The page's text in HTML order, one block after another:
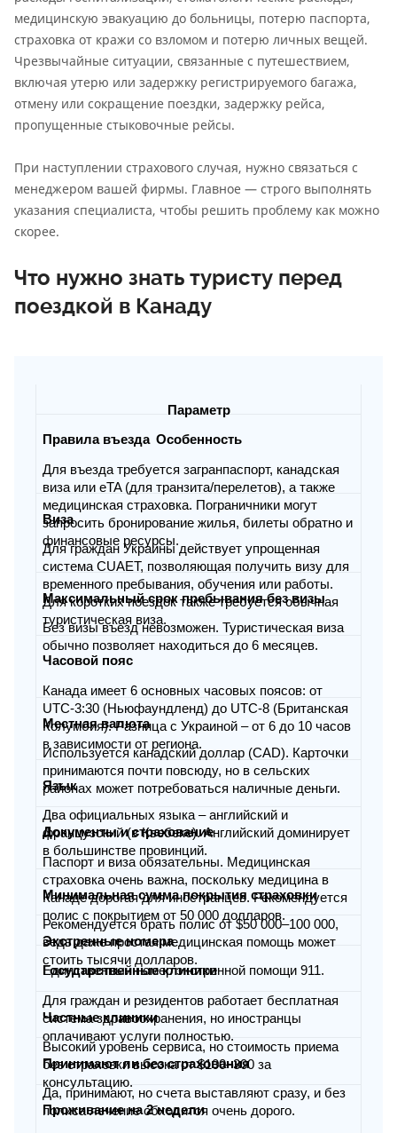
медицинскую эвакуацию до больницы, потерю паспорта,
страховка от кражи со взломом и потерю личных вещей.
Чрезвычайные ситуации, связанные с путешествием,
включая утерю или задержку регистрируемого багажа,
отмену или сокращение поездки, задержку рейса,
пропущенные стыковочные рейсы.
При наступлении страхового случая, нужно связаться с
менеджером вашей фирмы. Главное — строго выполнять
указания специалиста, чтобы решить проблему как можно
скорее.
Что нужно знать туристу перед
поездкой в ​​Канаду
Параметр
Особенность
Правила въезда
Для въезда требуется загранпаспорт, канадская
виза или eTA (для транзита/перелетов), а также
медицинская страховка. Пограничники могут
запросить бронирование жилья, билеты обратно и
финансовые ресурсы.
Виза
Для граждан Украины действует упрощенная
система CUAET, позволяющая получить визу для
временного пребывания, обучения или работы.
Для коротких поездок также требуется обычная
туристическая виза.
Максимальный срок пребывания без визы
Без визы въезд невозможен. Туристическая виза
обычно позволяет находиться до 6 месяцев.
Часовой пояс
Канада имеет 6 основных часовых поясов: от
UTC-3:30 (Ньюфаундленд) до UTC-8 (Британская
Колумбия). Разница с Украиной – от 6 до 10 часов
в зависимости от региона.
Местная валюта
Используется канадский доллар (CAD). Карточки
принимаются почти повсюду, но в сельских
районах может потребоваться наличные деньги.
Язык
Два официальных языка – английский и
французский (в Квебеке). Английский доминирует
в большинстве провинций.
Документы и страхование
Паспорт и виза обязательны. Медицинская
страховка очень важна, поскольку медицина в
Канаде дорогая для иностранцев. Рекомендуется
полис с покрытием от 50 000 долларов.
Минимальная сумма покрытия страховки
Рекомендуется брать полис от $50 000–100 000,
ведь даже простая медицинская помощь может
стоить тысячи долларов.
Экстренные номера
Единственный номер экстренной помощи 911.
Государственные клиники
Для граждан и резидентов работает бесплатная
система здравоохранения, но иностранцы
оплачивают услуги полностью.
Частные клиники
Высокий уровень сервиса, но стоимость приема
без страховки высока от $100–300 за
консультацию.
Принимают ли без страхования
Да, принимают, но счета выставляют сразу, и без
полиса лечение обходится очень дорого.
Проживание на 2 недели